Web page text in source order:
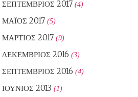
ΣΕΠΤΈΜΒΡΙΟΣ 2017 (4)
ΜΆΙΟΣ 2017 (5)
ΜΆΡΤΙΟΣ 2017 (9)
ΔΕΚΈΜΒΡΙΟΣ 2016 (3)
ΣΕΠΤΈΜΒΡΙΟΣ 2016 (4)
ΙΟΎΝΙΟΣ 2013 (1)